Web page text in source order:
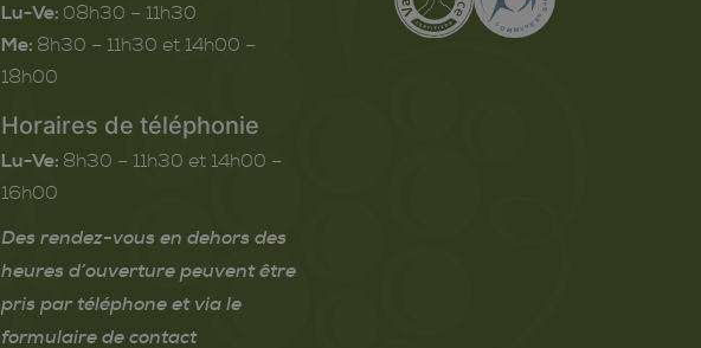
Lu-Ve: 08h30 – 11h30
Me: 8h30 – 11h30 et 14h00 –
18h00
Horaires de téléphonie
Lu-Ve: 8h30 – 11h30 et 14h00 –
16h00
Des rendez-vous en dehors des
heures d’ouverture peuvent être
pris par téléphone et via le
formulaire de contact